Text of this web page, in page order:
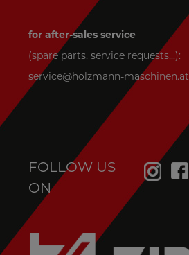
for after-sales service
(spare parts, service requests,..):
service@holzmann-maschinen.at
FOLLOW US
ON